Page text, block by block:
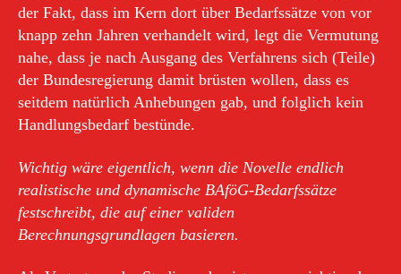
der Fakt, dass im Kern dort über Bedarfssätze von vor
knapp zehn Jahren verhandelt wird, legt die Vermutung
nahe, dass je nach Ausgang des Verfahrens sich (Teile)
der Bundesregierung damit brüsten wollen, dass es
seitdem natürlich Anhebungen gab, und folglich kein
Handlungsbedarf bestünde.
Wichtig wäre eigentlich, wenn die Novelle endlich
realistische und dynamische BAföG-Bedarfssätze
festschreibt, die auf einer validen
Berechnungsgrundlagen basieren.